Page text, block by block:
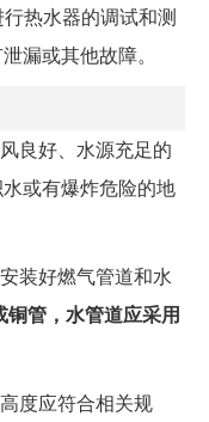
热水器的调试和测
漏或其他故障。
良好、水源充足的
或有爆炸危险的地
装好燃气管道和水
管，水管道应采用
度应符合相关规